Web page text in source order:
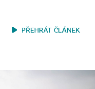
PŘEHRÁT ČLÁNEK